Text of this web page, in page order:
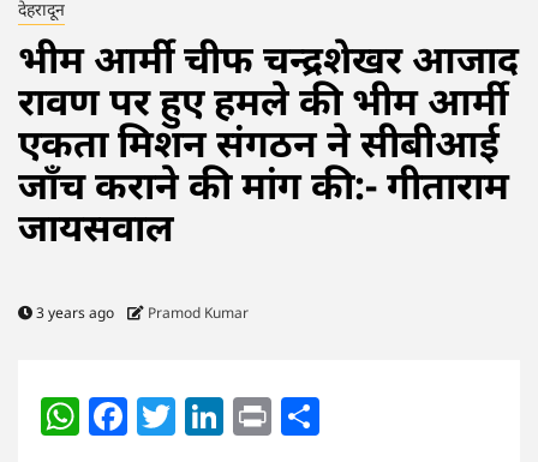
देहरादून
भीम आर्मी चीफ चन्द्रशेखर आजाद
रावण पर हुए हमले की भीम आर्मी
एकता मिशन संगठन ने सीबीआई
जाँच कराने की मांग की:- गीताराम
जायसवाल
3 years ago Pramod Kumar
WhatsApp
Facebook
Twitter
LinkedIn
Print